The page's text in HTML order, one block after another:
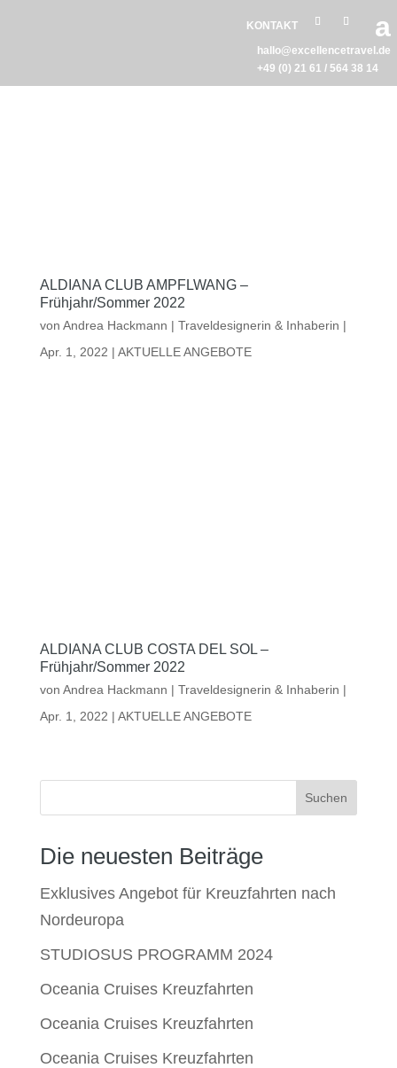
a
KONTAKT
hallo@excellencetravel.de
+49 (0) 21 61 / 564 38 14
ALDIANA CLUB AMPFLWANG –
Frühjahr/Sommer 2022
von Andrea Hackmann | Traveldesignerin & Inhaberin |
Apr. 1, 2022 | AKTUELLE ANGEBOTE
ALDIANA CLUB COSTA DEL SOL –
Frühjahr/Sommer 2022
von Andrea Hackmann | Traveldesignerin & Inhaberin |
Apr. 1, 2022 | AKTUELLE ANGEBOTE
Suchen
Die neuesten Beiträge
Exklusives Angebot für Kreuzfahrten nach
Nordeuropa
STUDIOSUS PROGRAMM 2024
Oceania Cruises Kreuzfahrten
Oceania Cruises Kreuzfahrten
Oceania Cruises Kreuzfahrten